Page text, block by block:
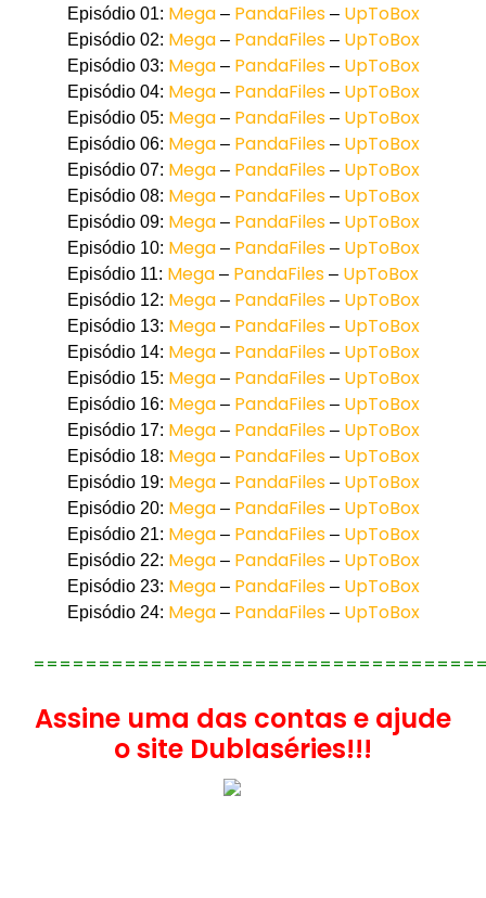
Episódio 01: Mega– PandaFiles– UpToBox
Episódio 02: Mega– PandaFiles– UpToBox
Episódio 03: Mega– PandaFiles– UpToBox
Episódio 04: Mega– PandaFiles– UpToBox
Episódio 05: Mega– PandaFiles– UpToBox
Episódio 06: Mega– PandaFiles– UpToBox
Episódio 07: Mega– PandaFiles– UpToBox
Episódio 08: Mega– PandaFiles– UpToBox
Episódio 09: Mega– PandaFiles– UpToBox
Episódio 10: Mega– PandaFiles– UpToBox
Episódio 11: Mega – PandaFiles – UpToBox
Episódio 12: Mega– PandaFiles– UpToBox
Episódio 13: Mega– PandaFiles– UpToBox
Episódio 14: Mega– PandaFiles– UpToBox
Episódio 15: Mega– PandaFiles– UpToBox
Episódio 16: Mega– PandaFiles– UpToBox
Episódio 17: Mega– PandaFiles– UpToBox
Episódio 18: Mega– PandaFiles– UpToBox
Episódio 19: Mega– PandaFiles– UpToBox
Episódio 20: Mega– PandaFiles– UpToBox
Episódio 21: Mega– PandaFiles– UpToBox
Episódio 22: Mega– PandaFiles– UpToBox
Episódio 23: Mega– PandaFiles– UpToBox
Episódio 24: Mega– PandaFiles– UpToBox
Assine uma das contas e ajude
o site Dublaséries!!!